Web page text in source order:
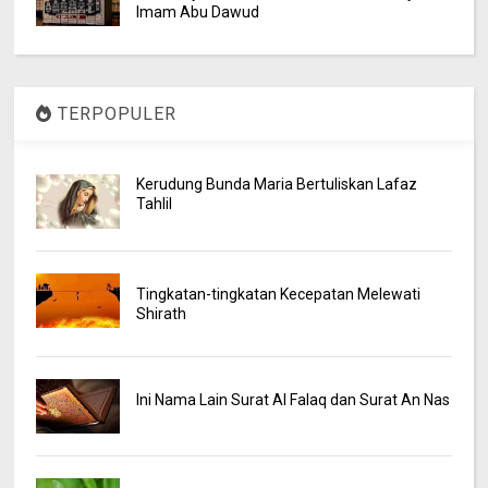
Imam Abu Dawud
TERPOPULER
Kerudung Bunda Maria Bertuliskan Lafaz
Tahlil
Tingkatan-tingkatan Kecepatan Melewati
Shirath
Ini Nama Lain Surat Al Falaq dan Surat An Nas